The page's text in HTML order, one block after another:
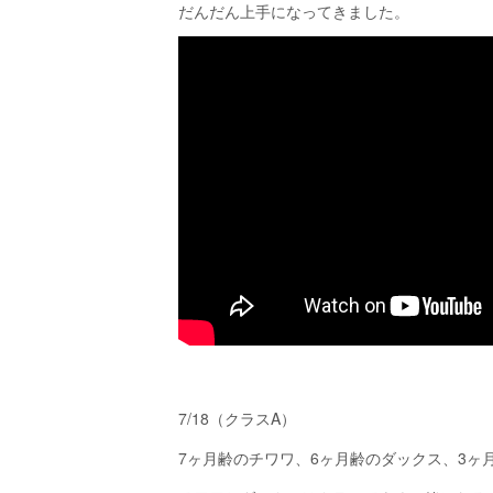
だんだん上手になってきました。
7/18（クラスA）
7ヶ月齢のチワワ、6ヶ月齢のダックス、3ヶ